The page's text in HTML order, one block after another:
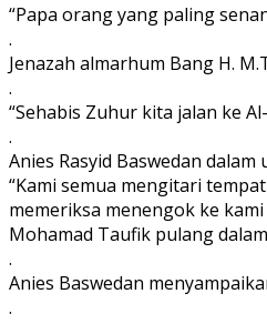
“Papa orang yang paling
.
Jenazah almarhum Bang H.
.
“Sehabis Zuhur kita jalan ke
.
Anies Rasyid Baswedan
“Kami semua mengitari
memeriksa menengok ke
Mohamad Taufik pulang
.
Anies Baswedan
.